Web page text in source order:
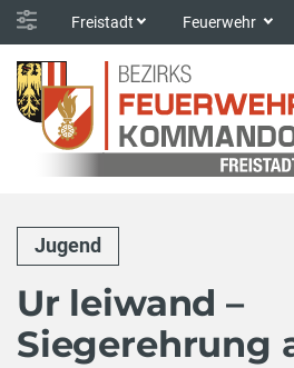
Freistadt Feuerwehr
Jugend
Ur leiwand –
Siegerehrung